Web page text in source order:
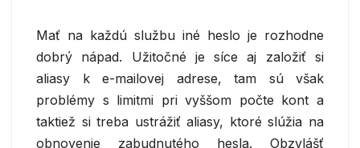
Mať na každú službu iné heslo je rozhodne
dobrý nápad. Užitočné je síce aj založiť si
aliasy k e-mailovej adrese, tam sú však
problémy s limitmi pri vyššom počte kont a
taktiež si treba ustrážiť aliasy, ktoré slúžia na
obnovenie zabudnutého hesla. Obzvlášť